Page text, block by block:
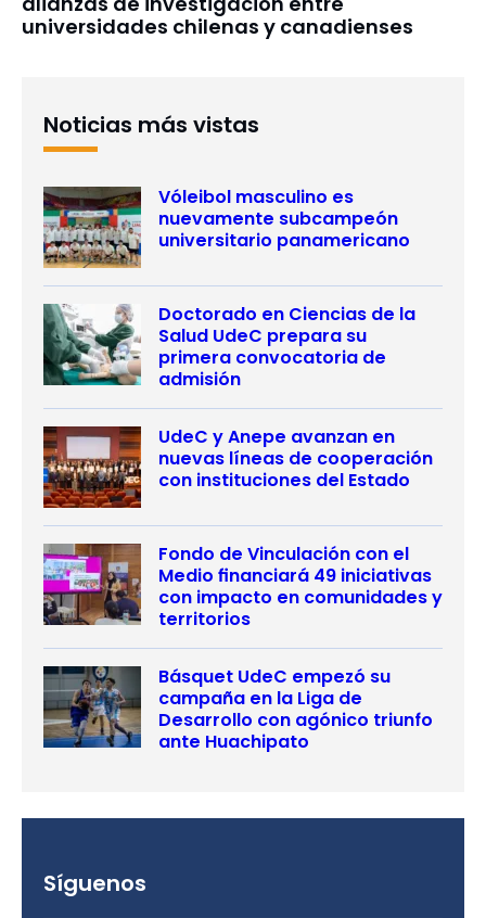
universidades chilenas y canadienses
Noticias más vistas
Vóleibol masculino es
nuevamente subcampeón
universitario panamericano
Doctorado en Ciencias de la
Salud UdeC prepara su
primera convocatoria de
admisión
UdeC y Anepe avanzan en
nuevas líneas de cooperación
con instituciones del Estado
Fondo de Vinculación con el
Medio financiará 49 iniciativas
con impacto en comunidades y
territorios
Básquet UdeC empezó su
campaña en la Liga de
Desarrollo con agónico triunfo
ante Huachipato
Síguenos